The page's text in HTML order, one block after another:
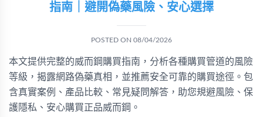
指南｜避開偽藥風險、安心選擇
POSTED ON 08/04/2026
本文提供完整的威而鋼購買指南，分析各種購買管道的風險
等級，揭露網路偽藥真相，並推薦安全可靠的購買途徑。包
含真實案例、產品比較、常見疑問解答，助您規避風險、保
護隱私、安心購買正品威而鋼。